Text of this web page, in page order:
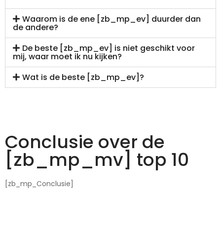
Waarom is de ene [zb_mp_ev] duurder dan
de andere?
De beste [zb_mp_ev] is niet geschikt voor
mij, waar moet ik nu kijken?
Wat is de beste [zb_mp_ev]?
Conclusie over de
[zb_mp_mv] top 10
[zb_mp_Conclusie]